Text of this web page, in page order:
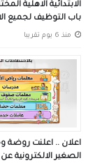
الابتدائية الاهلية
باب التوظيف لجميع
منذ 6 يوم تقريبا
اعلان .. اعلنت روضة
الصغير الالكترونية